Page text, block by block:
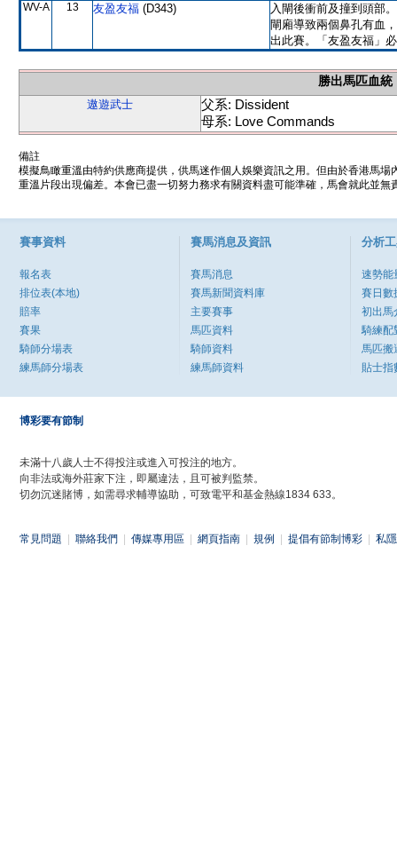
WV-A 13 友盈友福 (D343)
入閘後衝前及撞到頭部
閘廂導致兩個鼻孔有血
出此賽。「友盈友福」
勝出馬匹血統
遨遊武士
父系: Dissident
母系: Love Commands
備註
模擬鳥瞰重溫由特約供應商提供，供馬迷作個人娛樂資訊之用。但由於香港馬
重溫片段出現偏差。本會已盡一切努力務求有關資料盡可能準確，馬會就此並
賽事資料
報名表
排位表(本地)
賠率
賽果
騎師分場表
練馬師分場表
賽馬消息及資訊
賽馬消息
賽馬新聞資料庫
主要賽事
馬匹資料
騎師資料
練馬師資料
分析
速勢能
賽日數
初出馬
騎練配
馬匹搬
貼士指
博彩要有節制
未滿十八歲人士不得投注或進入可投注的地方。
向非法或海外莊家下注，即屬違法，且可被判監禁。
切勿沉迷賭博，如需尋求輔導協助，可致電平和基金熱線1834 633。
常見問題 聯絡我們 傳媒專用區 網頁指南 規例 提倡有節制博彩 私